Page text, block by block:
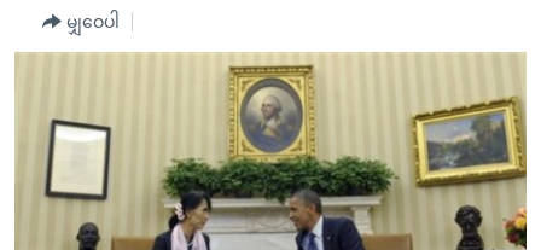
အစ္စရေး-ပါလက်စတိုင်း
အင်္ဂလိပ်စာလေ့လာမယ်
မကြေးမုံရဲ့ အင်္ဂလိပ်စာ
ရုပ်ရှင်ထဲက အင်္ဂလိပ်စာ
သုတပဒေသာ အင်္ဂလိပ်စာ
ရေဒီယို
တီဗွီ
ရေဒီယိုနှင့်ရုပ်သံ အချက်အလက်များ
ရေဒီယို/တီဗွီအစီအစဉ်
Learning English
မျှဝေပါ